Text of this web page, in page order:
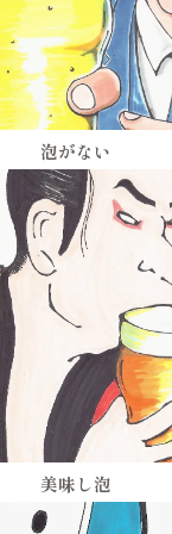
泡がない
美味し泡